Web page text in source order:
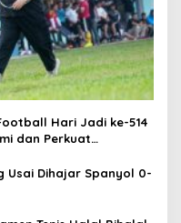
Hari Jadi ke-514
dan Perkuat
Usai Dihajar Spanyol 0-